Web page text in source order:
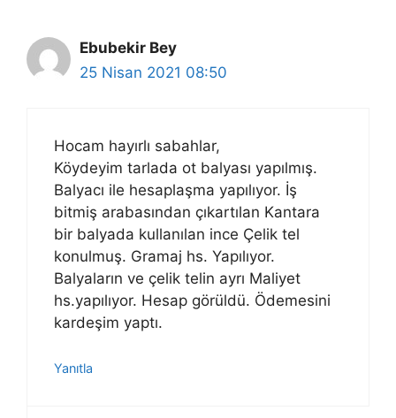
Ebubekir Bey
25 Nisan 2021 08:50
Hocam hayırlı sabahlar,
Köydeyim tarlada ot balyası yapılmış.
Balyacı ile hesaplaşma yapılıyor. İş
bitmiş arabasından çıkartılan Kantara
bir balyada kullanılan ince Çelik tel
konulmuş. Gramaj hs. Yapılıyor.
Balyaların ve çelik telin ayrı Maliyet
hs.yapılıyor. Hesap görüldü. Ödemesini
kardeşim yaptı.
Yanıtla